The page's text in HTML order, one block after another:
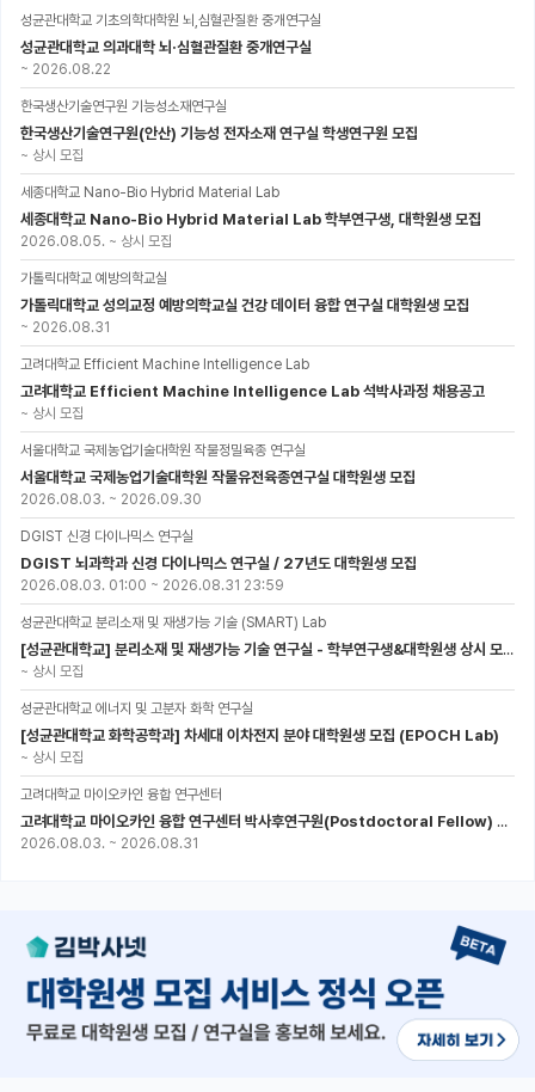
성균관대학교 기초의학대학원 뇌,심혈관질환 중개연구실
성균관대학교 의과대학 뇌·심혈관질환 중개연구실
~ 2026.08.22
한국생산기술연구원 기능성소재연구실
한국생산기술연구원(안산) 기능성 전자소재 연구실 학생연구원 모집
~ 상시 모집
세종대학교 Nano-Bio Hybrid Material Lab
세종대학교 Nano-Bio Hybrid Material Lab 학부연구생, 대학원생 모집
2026.08.05. ~ 상시 모집
가톨릭대학교 예방의학교실
가톨릭대학교 성의교정 예방의학교실 건강 데이터 융합 연구실 대학원생 모집
~ 2026.08.31
고려대학교 Efficient Machine Intelligence Lab
고려대학교 Efficient Machine Intelligence Lab 석박사과정 채용공고
~ 상시 모집
서울대학교 국제농업기술대학원 작물정밀육종 연구실
서울대학교 국제농업기술대학원 작물유전육종연구실 대학원생 모집
2026.08.03. ~ 2026.09.30
DGIST 신경 다이나믹스 연구실
DGIST 뇌과학과 신경 다이나믹스 연구실 / 27년도 대학원생 모집
2026.08.03. 01:00 ~ 2026.08.31 23:59
성균관대학교 분리소재 및 재생가능 기술 (SMART) Lab
[성균관대학교] 분리소재 및 재생가능 기술 연구실 - 학부연구생&대학원생 상시 모집 (미래에너지공학과)
~ 상시 모집
성균관대학교 에너지 및 고분자 화학 연구실
[성균관대학교 화학공학과] 차세대 이차전지 분야 대학원생 모집 (EPOCH Lab)
~ 상시 모집
고려대학교 마이오카인 융합 연구센터
고려대학교 마이오카인 융합 연구센터 박사후연구원(Postdoctoral Fellow) 모집
2026.08.03. ~ 2026.08.31